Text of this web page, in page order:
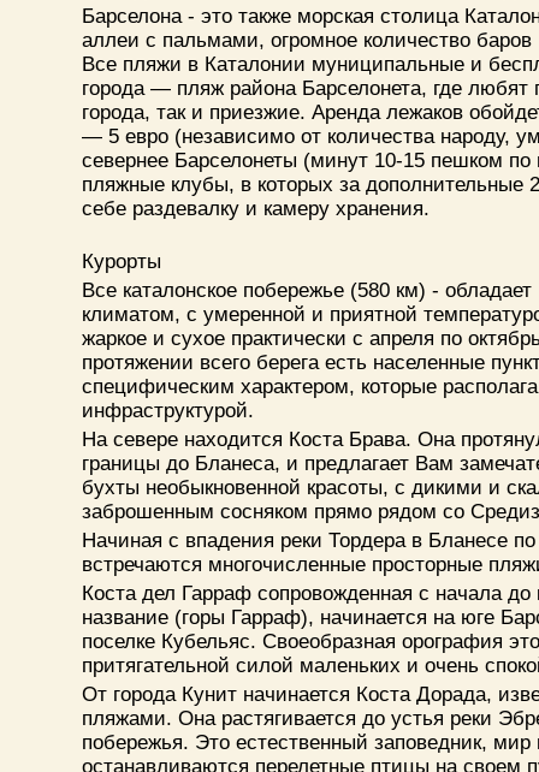
Барселона - это также морская столица
аллеи с пальмами, огромное количество
Все пляжи в Каталонии муниципальные и
города — пляж района Барселонета, где любят
города, так и приезжие. Аренда лежаков
— 5 евро (независимо от количества народу,
севернее Барселонеты (минут 10-15 пешком
пляжные клубы, в которых за дополнительные
себе раздевалку и камеру хранения.
Курорты
Все каталонское побережье (580 км) -
климатом, с умеренной и приятной
жаркое и сухое практически с апреля по
протяжении всего берега есть населенные
специфическим характером, которые
инфраструктурой.
На севере находится Коста Брава. Она
границы до Бланеса, и предлагает Вам
бухты необыкновенной красоты, с дикими и
заброшенным сосняком прямо рядом со
Начиная с впадения реки Тордера в Бланесе
встречаются многочисленные просторные
Коста дел Гарраф сопровожденная с начала
название (горы Гарраф), начинается на юге
поселке Кубельяс. Своеобразная орография
притягательной силой маленьких и очень
От города Кунит начинается Коста Дорада,
пляжами. Она растягивается до устья реки
побережья. Это естественный заповедник, мир
останавливаются перелетные птицы на своем